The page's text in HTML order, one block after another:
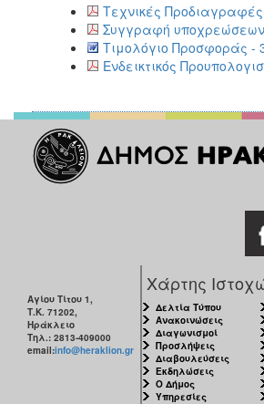
Τεχνικές Προδιαγραφές
Συγγραφή υποχρεώσεων
Τιμολόγιο Προσφοράς -
Ενδεικτικός
Αγίου Τίτου 1,
Τ.Κ. 71202,
Ηράκλειο
Τηλ.: 2813-409000
email:info@heraklion.gr
Χάρτης
Δελτία Τύπου
Ανακοινώσεις
Διαγωνισμοί
Προσλήψεις
Διαβουλεύσεις
Εκδηλώσεις
Ο Δήμος
Υπηρεσίες